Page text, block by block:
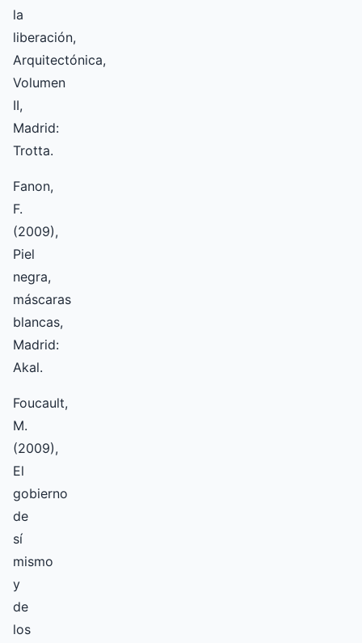
la
liberación,
Arquitectónica,
Volumen
II,
Madrid:
Trotta.
Fanon,
F.
(2009),
Piel
negra,
máscaras
blancas,
Madrid:
Akal.
Foucault,
M.
(2009),
El
gobierno
de
sí
mismo
y
de
los